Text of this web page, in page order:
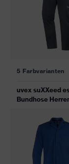
5 Farbvarianten
uvex suXXeed
Bundhose